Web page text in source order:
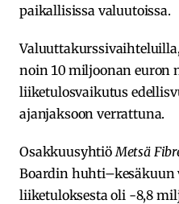
paikallisissa valuutoissa.
noin 10 miljoonan euron
liiketulosvaikutus
ajanjaksoon verrattuna.
Osakkuusyhtiö Metsä
Boardin huhti–kesäkuun
liiketuloksesta oli -8,8